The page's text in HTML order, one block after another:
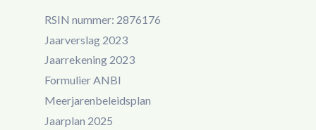
RSIN nummer: 2876176
Jaarverslag 2023
Jaarrekening 2023
Formulier ANBI
Meerjarenbeleidsplan
Jaarplan 2025